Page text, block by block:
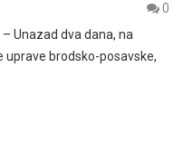
0
– Unazad dva dana, na
uprave brodsko-posavske,